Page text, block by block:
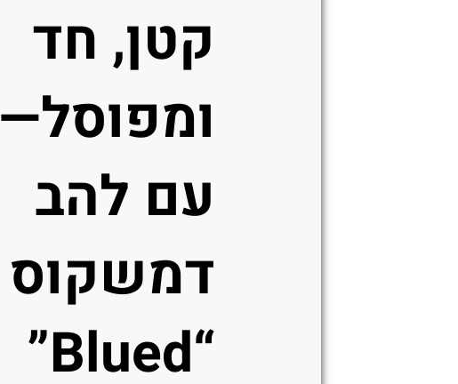
קטן, חד
ומפוסל—
עם להב
דמשקוס
“Blued”